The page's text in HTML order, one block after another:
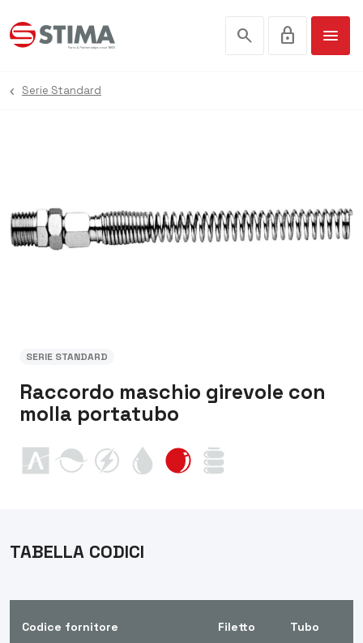
search lock menu
Serie Standard
SERIE STANDARD
Raccordo maschio girevole con
molla portatubo
TABELLA CODICI
Codice fornitore Filetto Tubo